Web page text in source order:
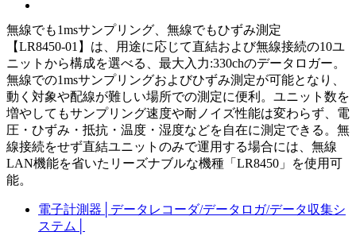
無線でも1msサンプリング、無線でもひずみ測定
【LR8450-01】は、用途に応じて直結および無線接続の10ユ
ニットから構成を選べる、最大入力:330chのデータロガー。
無線での1msサンプリングおよびひずみ測定が可能となり、
動く対象や配線が難しい場所での測定に便利。ユニット数を
増やしてもサンプリング速度や耐ノイズ性能は変わらず、電
圧・ひずみ・抵抗・温度・湿度などを自在に測定できる。無
線接続をせず直結ユニットのみで運用する場合には、無線
LAN機能を省いたリーズナブルな機種「LR8450」を使用可
能。
電子計測器
データレコーダ/データロガ/データ収集シ
ステム